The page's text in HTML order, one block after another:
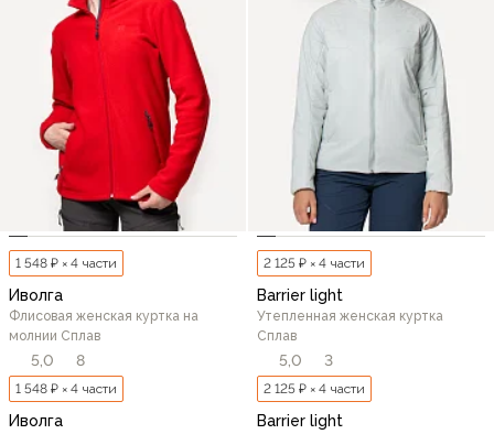
1 548 ₽ × 4 части
Иволга
Флисовая женская куртка на
молнии Сплав
5,0 8
1 548 ₽ × 4 части
Иволга
2 125 ₽ × 4 части
Barrier light
Утепленная женская куртка
Сплав
5,0 3
2 125 ₽ × 4 части
Barrier light